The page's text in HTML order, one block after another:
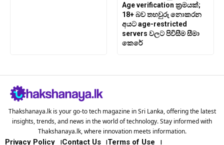
Age verification ක්‍රමයක්;
18+ බව තහවුරු නොකරන
අයට age-restricted
servers වලට පිවිසීම සීමා
කෙරේ
Thakshanaya.lk is your go-to tech magazine in Sri Lanka, offering the latest
insights, trends, and news in the world of technology. Stay informed with
Thakshanaya.lk, where innovation meets information.
Privacy Policy Contact Us Terms of Use